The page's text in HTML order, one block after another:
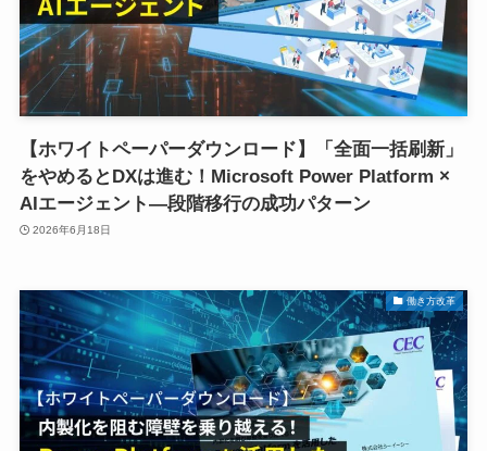
【ホワイトペーパーダウンロード】「全面一括刷新」
をやめるとDXは進む！Microsoft Power Platform ×
AIエージェント―段階移行の成功パターン
2026年6月18日
働き方改革